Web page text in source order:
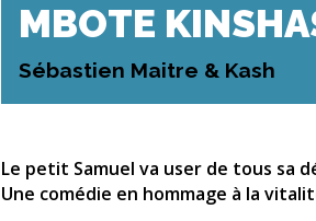
MBOTE
Sébastien Maitre & Kash
Le petit Samuel va user de tous sa
Une comédie en hommage à la